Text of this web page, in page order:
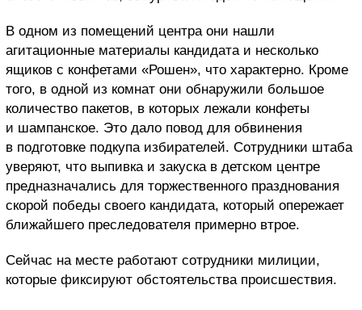
В одном из помещений центра они нашли
агитационные материалы кандидата и несколько
ящиков с конфетами «Рошен», что характерно. Кроме
того, в одной из комнат они обнаружили большое
количество пакетов, в которых лежали конфеты
и шампанское. Это дало повод для обвинения
в подготовке подкупа избирателей. Сотрудники штаба
уверяют, что выпивка и закуска в детском центре
предназначались для торжественного празднования
скорой победы своего кандидата, который опережает
ближайшего преследователя примерно втрое.
Сейчас на месте работают сотрудники милиции,
которые фиксируют обстоятельства происшествия.